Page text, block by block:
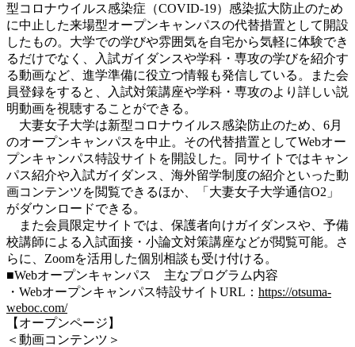
型コロナウイルス感染症（COVID-19）感染拡大防止のため
に中止した来場型オープンキャンパスの代替措置として開設
したもの。大学での学びや雰囲気を自宅から気軽に体験でき
るだけでなく、入試ガイダンスや学科・専攻の学びを紹介す
る動画など、進学準備に役立つ情報も発信している。また会
員登録をすると、入試対策講座や学科・専攻のより詳しい説
明動画を視聴することができる。
大妻女子大学は新型コロナウイルス感染防止のため、6月
のオープンキャンパスを中止。その代替措置としてWebオー
プンキャンパス特設サイトを開設した。同サイトではキャン
パス紹介や入試ガイダンス、海外留学制度の紹介といった動
画コンテンツを閲覧できるほか、「大妻女子大学通信O2」
がダウンロードできる。
また会員限定サイトでは、保護者向けガイダンスや、予備
校講師による入試面接・小論文対策講座などが閲覧可能。さ
らに、Zoomを活用した個別相談も受け付ける。
■Webオープンキャンパス 主なプログラム内容
・Webオープンキャンパス特設サイトURL： https://otsuma-
weboc.com/
【オープンページ】
＜動画コンテンツ＞